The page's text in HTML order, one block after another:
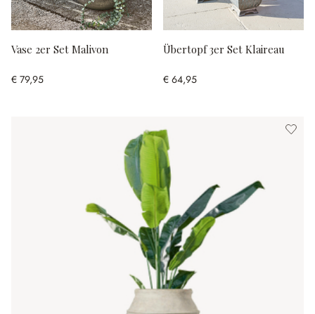
Vase 2er Set Malivon
€ 79,95
Übertopf 3er Set Klaireau
€ 64,95